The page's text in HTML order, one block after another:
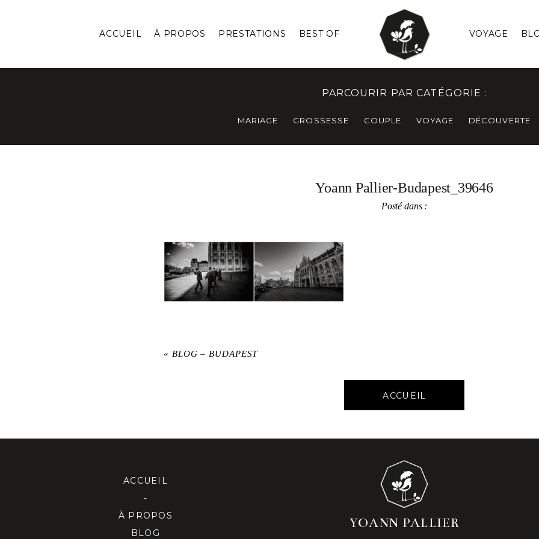
ACCUEIL À PROPOS PRESTATIONS BEST OF VOYAGE
PARCOURIR PAR CATÉGORIE :
MARIAGE GROSSESSE COUPLE VOYAGE DÉCOUVERTE
Yoann Pallier-Budapest_39646
Posté dans :
« BLOG – BUDAPEST
ACCUEIL
ACCUEIL
-
À PROPOS
BLOG
YOANN PALLIER